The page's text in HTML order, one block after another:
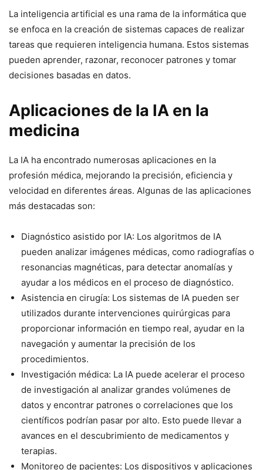
La inteligencia artificial es una rama de la informática que
se enfoca en la creación de sistemas capaces de realizar
tareas que requieren inteligencia humana. Estos sistemas
pueden aprender, razonar, reconocer patrones y tomar
decisiones basadas en datos.
Aplicaciones de la IA en la
medicina
La IA ha encontrado numerosas aplicaciones en la
profesión médica, mejorando la precisión, eficiencia y
velocidad en diferentes áreas. Algunas de las aplicaciones
más destacadas son:
Diagnóstico asistido por IA: Los algoritmos de IA
pueden analizar imágenes médicas, como radiografías o
resonancias magnéticas, para detectar anomalías y
ayudar a los médicos en el proceso de diagnóstico.
Asistencia en cirugía: Los sistemas de IA pueden ser
utilizados durante intervenciones quirúrgicas para
proporcionar información en tiempo real, ayudar en la
navegación y aumentar la precisión de los
procedimientos.
Investigación médica: La IA puede acelerar el proceso
de investigación al analizar grandes volúmenes de
datos y encontrar patrones o correlaciones que los
científicos podrían pasar por alto. Esto puede llevar a
avances en el descubrimiento de medicamentos y
terapias.
Monitoreo de pacientes: Los dispositivos y aplicaciones